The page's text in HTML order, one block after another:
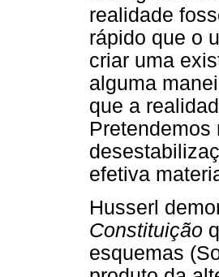
realidade
rápido que o
criar uma
alguma
que a
efetiva
Husserl
Constituição
esquemas